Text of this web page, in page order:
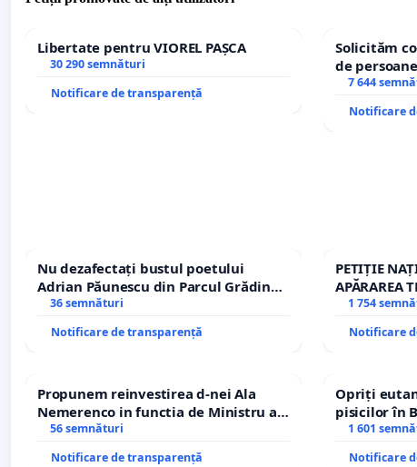
Libertate pentru VIOREL PAȘCA
30 290 semnături
Notificare de transparență
Solicităm
de
7 644
Notificare
Nu dezafectați bustul poetului
Adrian Păunescu din Parcul Grădina
Icoanei! Stop cenzurii culturale!
36 semnături
Notificare de transparență
PETIȚIE
APĂRAREA
1 754
Notificare
Propunem reinvestirea d-nei Ala
Nemerenco in functia de Ministru al
Sanatatii
56 semnături
Notificare de transparență
Opriți
pisicilor în
1 601
Notificare